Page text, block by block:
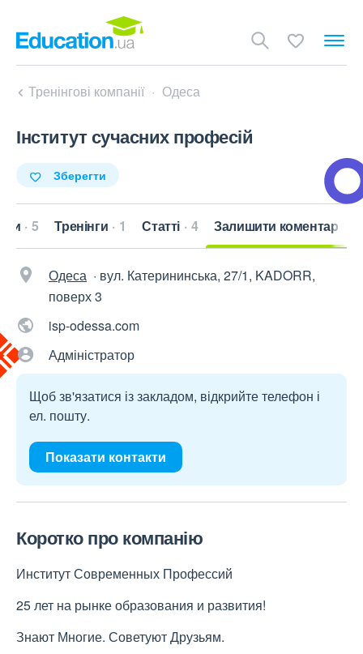
Тренінгові компанії Одеса
Інститут сучасних професій
Зберегти
5 Тренінги 1 Статті 4 Залишити коментар
Одеса · вул. Катерининська, 27/1, KADORR,
поверх 3
isp-odessa.com
Адміністратор
Щоб зв'язатися із закладом, відкрийте телефон і
ел. пошту.
Показати контакти
Коротко про компанію
Институт Современных Профессий
25 лет на рынке образования и развития!
Знают Многие. Советуют Друзьям.